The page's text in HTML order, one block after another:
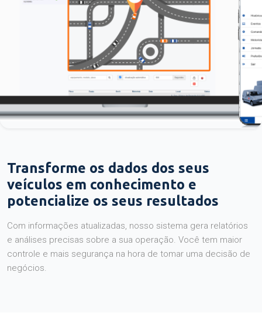
Transforme os dados dos seus
veículos em conhecimento e
potencialize os seus resultados
Com informações atualizadas, nosso sistema gera relatórios
e análises precisas sobre a sua operação. Você tem maior
controle e mais segurança na hora de tomar uma decisão de
negócios.